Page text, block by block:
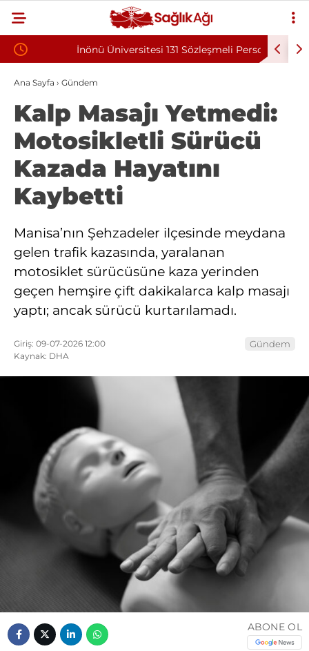
İnönü Üniversitesi 131 Sözleşmeli Personel
Alımı İlanı
Bilkent
Ana Sayfa › Gündem
Kalp Masajı Yetmedi:
Motosikletli Sürücü
Kazada Hayatını
Kaybetti
Manisa’nın Şehzadeler ilçesinde meydana
gelen trafik kazasında, yaralanan
motosiklet sürücüsüne kaza yerinden
geçen hemşire çift dakikalarca kalp masajı
yaptı; ancak sürücü kurtarılamadı.
Giriş: 09-07-2026 12:00
Kaynak: DHA
Gündem
ABONE OL